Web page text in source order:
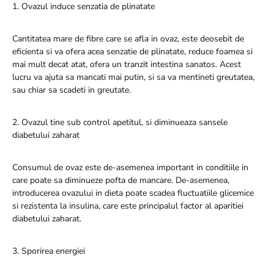
1. Ovazul induce senzatia de plinatate
Cantitatea mare de fibre care se afla in ovaz, este deosebit de
eficienta si va ofera acea senzatie de plinatate, reduce foamea si
mai mult decat atat, ofera un tranzit intestina sanatos. Acest
lucru va ajuta sa mancati mai putin, si sa va mentineti greutatea,
sau chiar sa scadeti in greutate.
2. Ovazul tine sub control apetitul, si diminueaza sansele
diabetului zaharat
Consumul de ovaz este de-asemenea important in conditiile in
care poate sa diminueze pofta de mancare. De-asemenea,
introducerea ovazului in dieta poate scadea fluctuatiile glicemice
si rezistenta la insulina, care este principalul factor al aparitiei
diabetului zaharat.
3. Sporirea energiei